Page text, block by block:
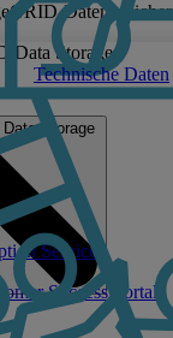
Services
Success Portal
Datenspeicher
Data Storage
Technische Daten
Storage